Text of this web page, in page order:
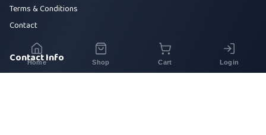
Terms & Conditions
Contact
Contact Info
Home Shop Cart Login